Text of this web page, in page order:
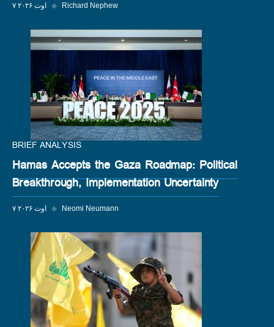
۷ اوت ۲۰۲۶ ◆ Richard Nephew
BRIEF ANALYSIS
Hamas Accepts the Gaza Roadmap: Political
Breakthrough, Implementation Uncertainty
۷ اوت ۲۰۲۶ ◆ Neomi Neumann